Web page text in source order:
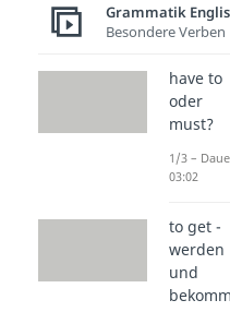
Was
Das
oder
Grammatik
Besondere Verben
have to
oder
must?
1/3 –
03:02
to get -
werden
und